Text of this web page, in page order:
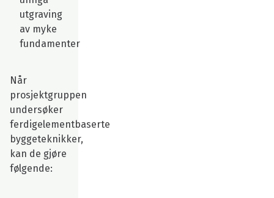
utgraving
av myke
fundamenter
Når
prosjektgruppen
undersøker
ferdigelementbaserte
byggeteknikker,
kan de gjøre
følgende: